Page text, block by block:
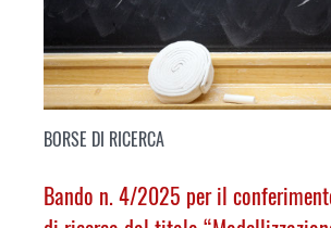
BORSE DI RICERCA
Bando n. 4/2025 per il